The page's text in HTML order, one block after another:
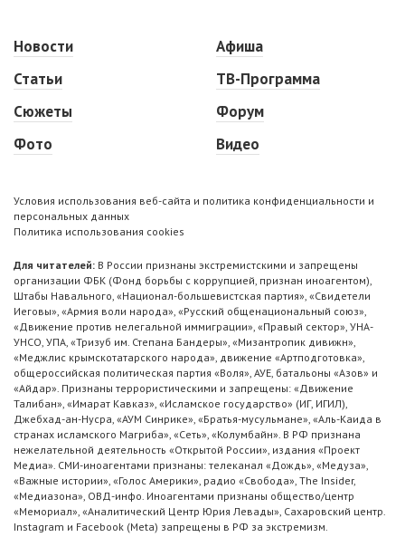
Новости
Статьи
Сюжеты
Фото
Афиша
ТВ-Программа
Форум
Видео
Условия использования веб-сайта и политика конфиденциальности и
персональных данных
Политика использования cookies
Для читателей: В России признаны экстремистскими и запрещены
организации ФБК (Фонд борьбы с коррупцией, признан иноагентом),
Штабы Навального, «Национал-большевистская партия», «Свидетели
Иеговы», «Армия воли народа», «Русский общенациональный союз»,
«Движение против нелегальной иммиграции», «Правый сектор», УНА-
УНСО, УПА, «Тризуб им. Степана Бандеры», «Мизантропик дивижн»,
«Меджлис крымскотатарского народа», движение «Артподготовка»,
общероссийская политическая партия «Воля», АУЕ, батальоны «Азов» и
«Айдар». Признаны террористическими и запрещены: «Движение
Талибан», «Имарат Кавказ», «Исламское государство» (ИГ, ИГИЛ),
Джебхад-ан-Нусра, «АУМ Синрике», «Братья-мусульмане», «Аль-Каида в
странах исламского Магриба», «Сеть», «Колумбайн». В РФ признана
нежелательной деятельность «Открытой России», издания «Проект
Медиа». СМИ-иноагентами признаны: телеканал «Дождь», «Медуза»,
«Важные истории», «Голос Америки», радио «Свобода», The Insider,
«Медиазона», ОВД-инфо. Иноагентами признаны общество/центр
«Мемориал», «Аналитический Центр Юрия Левады», Сахаровский центр.
Instagram и Facebook (Metа) запрещены в РФ за экстремизм.